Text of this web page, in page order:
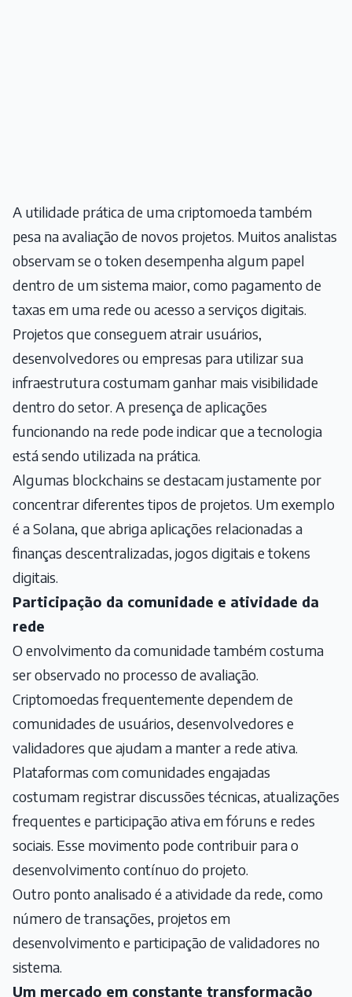
A utilidade prática de uma criptomoeda também
pesa na avaliação de novos projetos. Muitos analistas
observam se o token desempenha algum papel
dentro de um sistema maior, como pagamento de
taxas em uma rede ou acesso a serviços digitais.
Projetos que conseguem atrair usuários,
desenvolvedores ou empresas para utilizar sua
infraestrutura costumam ganhar mais visibilidade
dentro do setor. A presença de aplicações
funcionando na rede pode indicar que a tecnologia
está sendo utilizada na prática.
Algumas blockchains se destacam justamente por
concentrar diferentes tipos de projetos. Um exemplo
é a Solana, que abriga aplicações relacionadas a
finanças descentralizadas, jogos digitais e tokens
digitais.
Participação da comunidade e atividade da
rede
O envolvimento da comunidade também costuma
ser observado no processo de avaliação.
Criptomoedas frequentemente dependem de
comunidades de usuários, desenvolvedores e
validadores que ajudam a manter a rede ativa.
Plataformas com comunidades engajadas
costumam registrar discussões técnicas, atualizações
frequentes e participação ativa em fóruns e redes
sociais. Esse movimento pode contribuir para o
desenvolvimento contínuo do projeto.
Outro ponto analisado é a atividade da rede, como
número de transações, projetos em
desenvolvimento e participação de validadores no
sistema.
Um mercado em constante transformação